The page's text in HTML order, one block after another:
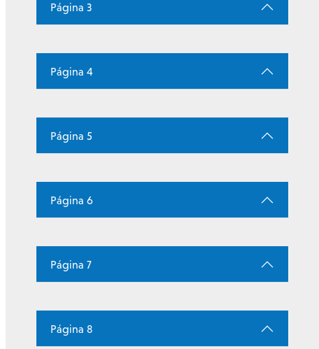
Página 3
Página 4
Página 5
Página 6
Página 7
Página 8